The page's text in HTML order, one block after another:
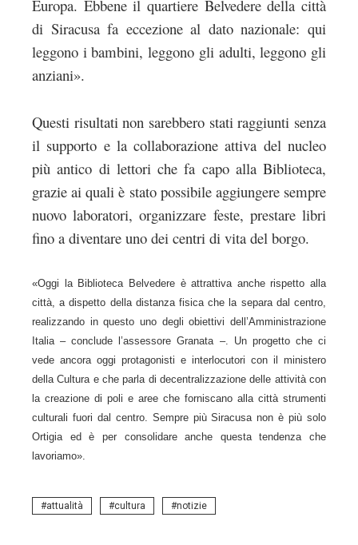
Europa. Ebbene il quartiere Belvedere della città
di Siracusa fa eccezione al dato nazionale: qui
leggono i bambini, leggono gli adulti, leggono gli
anziani».
Questi risultati non sarebbero stati raggiunti senza
il supporto e la collaborazione attiva del nucleo
più antico di lettori che fa capo alla Biblioteca,
grazie ai quali è stato possibile aggiungere sempre
nuovo laboratori, organizzare feste, prestare libri
fino a diventare uno dei centri di vita del borgo.
«Oggi la Biblioteca Belvedere è attrattiva anche rispetto alla
città, a dispetto della distanza fisica che la separa dal centro,
realizzando in questo uno degli obiettivi dell’Amministrazione
Italia – conclude l’assessore Granata –. Un progetto che ci
vede ancora oggi protagonisti e interlocutori con il ministero
della Cultura e che parla di decentralizzazione delle attività con
la creazione di poli e aree che forniscano alla città strumenti
culturali fuori dal centro. Sempre più Siracusa non è più solo
Ortigia ed è per consolidare anche questa tendenza che
lavoriamo».
attualità cultura notizie